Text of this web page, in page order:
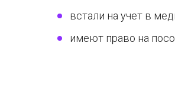
встали на учет в
имеют право на